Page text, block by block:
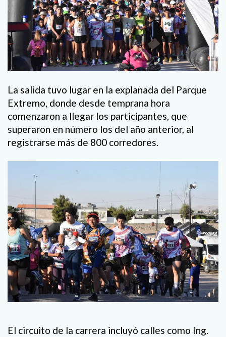
La salida tuvo lugar en la explanada del Parque
Extremo, donde desde temprana hora
comenzaron a llegar los participantes, que
superaron en número los del año anterior, al
registrarse más de 800 corredores.
El circuito de la carrera incluyó calles como Ing.